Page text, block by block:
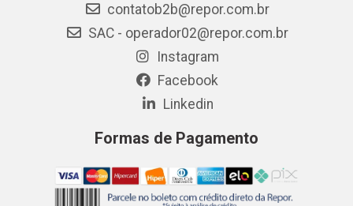
contatob2b@repor.com.br
SAC - operador02@repor.com.br
Instagram
Facebook
Linkedin
Formas de Pagamento